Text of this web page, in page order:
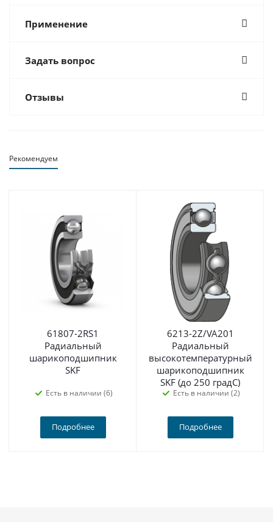
Применение
Задать вопрос
Отзывы
Рекомендуем
61807-2RS1
Радиальный
шарикоподшипник
SKF
Есть в наличии (6)
Подробнее
6213-2Z/VA201
Радиальный
высокотемпературный
шарикоподшипник
SKF (до 250 градС)
Есть в наличии (2)
Подробнее